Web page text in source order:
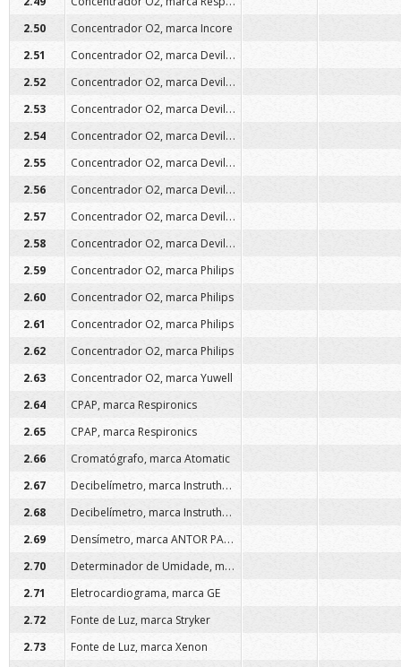
2.50
Concentrador O2, marca Incore
2.51
Concentrador O2, marca Devilbiss
2.52 Concentrador O2, marca Devilbiss
2.53 Concentrador O2, marca Devilbiss
2.54 Concentrador O2, marca Devilbiss
2.55 Concentrador O2, marca Devilbiss
2.56 Concentrador O2, marca Devilbiss
2.57 Concentrador O2, marca Devilbiss
2.58 Concentrador O2, marca Devilbiss
2.59
Concentrador O2, marca Philips
2.60
Concentrador O2, marca Philips
2.61
Concentrador O2, marca Philips
2.62
Concentrador O2, marca Philips
2.63
Concentrador O2, marca Yuwell
2.64
CPAP, marca Respironics
2.65
CPAP, marca Respironics
2.66
Cromatógrafo, marca Atomatic
2.67
Decibelímetro, marca Instrutherm
2.68 Decibelímetro, marca Instrutherm
2.69 Densímetro, marca ANTOR PAAR
2.70 Determinador de Umidade, marca Gehaka
2.71
Eletrocardiograma, marca GE
2.72
Fonte de Luz, marca Stryker
2.73
Fonte de Luz, marca Xenon